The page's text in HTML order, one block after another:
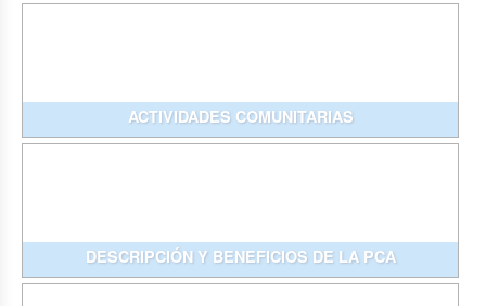
ACTIVIDADES COMUNITARIAS
DESCRIPCIÓN Y BENEFICIOS DE LA PCA